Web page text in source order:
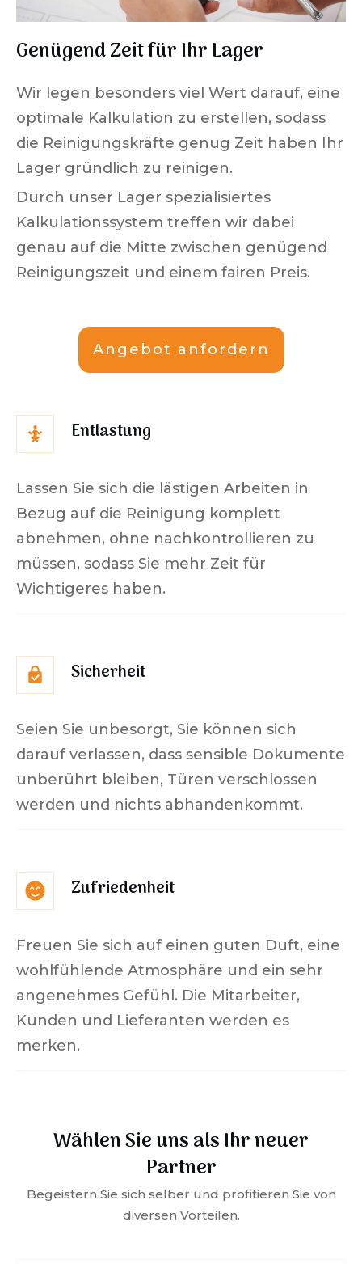
Genügend Zeit für Ihr Lager
Wir legen besonders viel Wert darauf, eine
optimale Kalkulation zu erstellen, sodass
die Reinigungskräfte genug Zeit haben Ihr
Lager gründlich zu reinigen.
Durch unser Lager spezialisiertes
Kalkulationssystem treffen wir dabei
genau auf die Mitte zwischen genügend
Reinigungszeit und einem fairen Preis.
Angebot anfordern
Entlastung
Lassen Sie sich die lästigen Arbeiten in
Bezug auf die Reinigung komplett
abnehmen, ohne nachkontrollieren zu
müssen, sodass Sie mehr Zeit für
Wichtigeres haben.
Sicherheit
Seien Sie unbesorgt, Sie können sich
darauf verlassen, dass sensible Dokumente
unberührt bleiben, Türen verschlossen
werden und nichts abhandenkommt.
Zufriedenheit
Freuen Sie sich auf einen guten Duft, eine
wohlfühlende Atmosphäre und ein sehr
angenehmes Gefühl. Die Mitarbeiter,
Kunden und Lieferanten werden es
merken.
Wählen Sie uns als Ihr neuer
Partner
Begeistern Sie sich selber und profitieren Sie von
diversen Vorteilen.